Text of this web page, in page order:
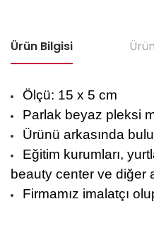
Ürün Bilgisi
Ölçü: 15 x 5 cm
Parlak beyaz pleksi
Ürünü arkasında
Eğitim kurumları,
beauty center ve diğer
Firmamız imalatçı